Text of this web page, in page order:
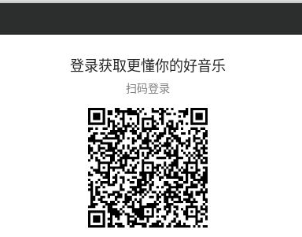
登录获取更懂你的好音乐
扫码登录